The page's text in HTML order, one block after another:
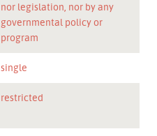
nor legislation, nor by any
governmental policy or
program
single
restricted